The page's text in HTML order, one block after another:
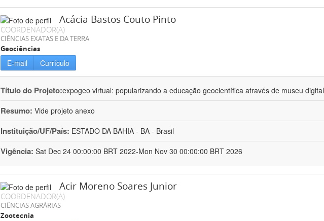
Acácia Bastos Couto Pinto
COORDENADOR(A)
CIÊNCIAS EXATAS E DA TERRA
Geociências
E-mail Currículo
Título do Projeto:expogeo virtual: popularizando a educação geocientífica através de museu digital
Resumo: Vide projeto anexo
Instituição/UF/País: ESTADO DA BAHIA - BA - Brasil
Vigência: Sat Dec 24 00:00:00 BRT 2022-Mon Nov 30 00:00:00 BRT 2026
Acir Moreno Soares Junior
COORDENADOR(A)
CIÊNCIAS AGRÁRIAS
Zootecnia